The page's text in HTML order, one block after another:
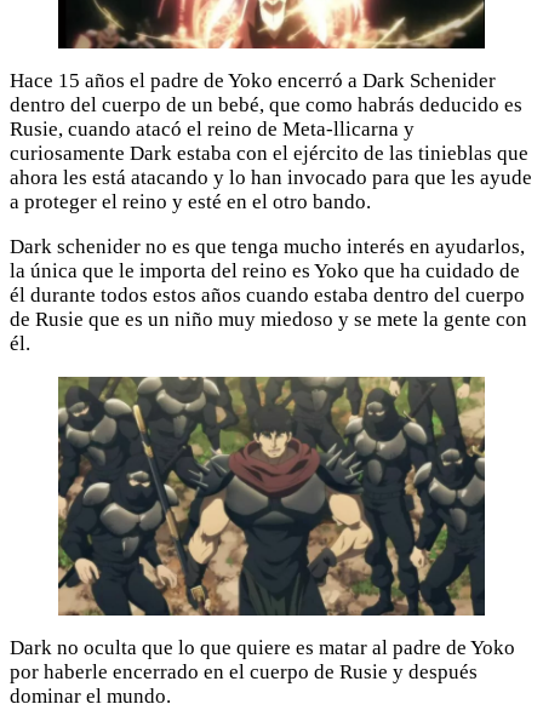
Hace 15 años el padre de Yoko encerró a Dark Schenider
dentro del cuerpo de un bebé, que como habrás deducido es
Rusie, cuando atacó el reino de Meta-llicarna y
curiosamente Dark estaba con el ejército de las tinieblas que
ahora les está atacando y lo han invocado para que les ayude
a proteger el reino y esté en el otro bando.
Dark schenider no es que tenga mucho interés en ayudarlos,
la única que le importa del reino es Yoko que ha cuidado de
él durante todos estos años cuando estaba dentro del cuerpo
de Rusie que es un niño muy miedoso y se mete la gente con
él.
Dark no oculta que lo que quiere es matar al padre de Yoko
por haberle encerrado en el cuerpo de Rusie y después
dominar el mundo.